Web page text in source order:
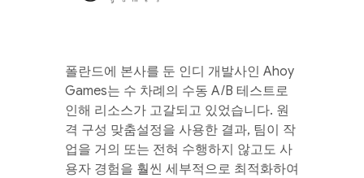
폴란드에 본사를 둔 인디 개발사인 Ahoy
Games는 수 차례의 수동 A/B 테스트로
인해 리소스가 고갈되고 있었습니다. 원
격 구성 맞춤설정을 사용한 결과, 팀이 작
업을 거의 또는 전혀 수행하지 않고도 사
용자 경험을 훨씬 세부적으로 최적화하여